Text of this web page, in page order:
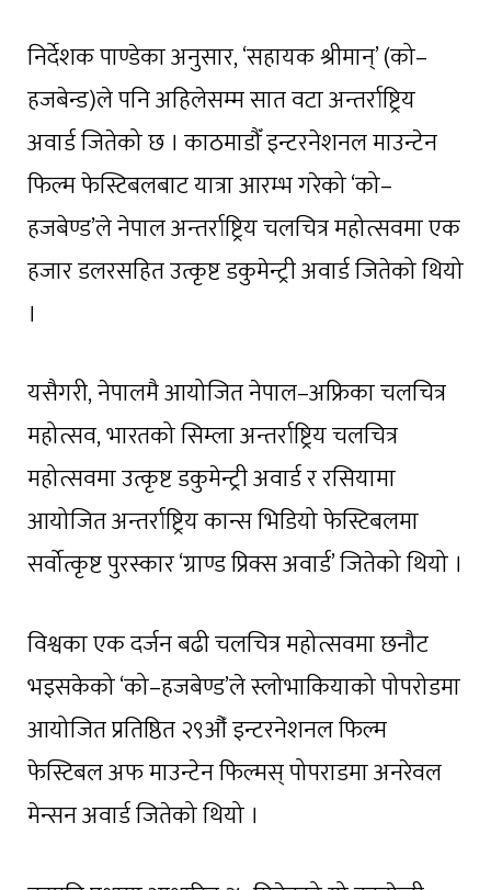
निर्देशक पाण्डेका अनुसार, ‘सहायक श्रीमान्’ (को–
हजबेन्ड)ले पनि अहिलेसम्म सात वटा अन्तर्राष्ट्रिय
अवार्ड जितेको छ । काठमाडौँ इन्टरनेशनल माउन्टेन
फिल्म फेस्टिबलबाट यात्रा आरम्भ गरेको ‘को–
हजबेण्ड’ले नेपाल अन्तर्राष्ट्रिय चलचित्र महोत्सवमा एक
हजार डलरसहित उत्कृष्ट डकुमेन्ट्री अवार्ड जितेको थियो
।
यसैगरी, नेपालमै आयोजित नेपाल–अफ्रिका चलचित्र
महोत्सव, भारतको सिम्ला अन्तर्राष्ट्रिय चलचित्र
महोत्सवमा उत्कृष्ट डकुमेन्ट्री अवार्ड र रसियामा
आयोजित अन्तर्राष्ट्रिय कान्स भिडियो फेस्टिबलमा
सर्वोत्कृष्ट पुरस्कार ‘ग्राण्ड प्रिक्स अवार्ड’ जितेको थियो ।
विश्वका एक दर्जन बढी चलचित्र महोत्सवमा छनौट
भइसकेको ‘को–हजबेण्ड’ले स्लोभाकियाको पोपरोडमा
आयोजित प्रतिष्ठित २९औँ इन्टरनेशनल फिल्म
फेस्टिबल अफ माउन्टेन फिल्मस् पोपराडमा अनरेवल
मेन्सन अवार्ड जितेको थियो ।